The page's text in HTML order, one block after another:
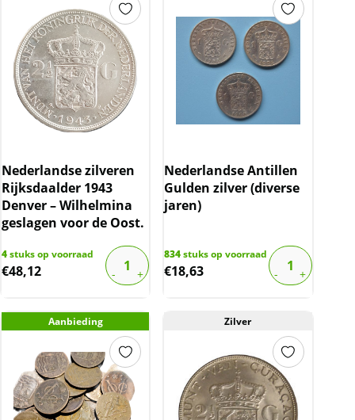
Nederlandse zilveren
Rijksdaalder 1943
Denver – Wilhelmina
geslagen voor de Oost.
4stuks op voorraad
€48,12
Nederlandse Antillen
Gulden zilver (diverse
jaren)
834stuks op voorraad
€18,63
Aanbieding Zilver